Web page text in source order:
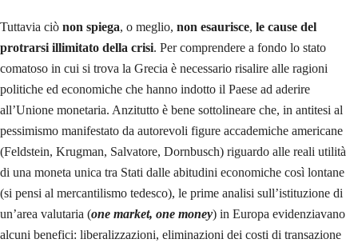
Tuttavia ciò non spiega, o meglio, non esaurisce, le cause del
protrarsi illimitato della crisi. Per comprendere a fondo lo stato
comatoso in cui si trova la Grecia è necessario risalire alle ragioni
politiche ed economiche che hanno indotto il Paese ad aderire
all’Unione monetaria. Anzitutto è bene sottolineare che, in antitesi al
pessimismo manifestato da autorevoli figure accademiche americane
(Feldstein, Krugman, Salvatore, Dornbusch) riguardo alle reali utilità
di una moneta unica tra Stati dalle abitudini economiche così lontane
(si pensi al mercantilismo tedesco), le prime analisi sull’istituzione di
un’area valutaria (one market, one money) in Europa evidenziavano
alcuni benefici: liberalizzazioni, eliminazioni dei costi di transazione